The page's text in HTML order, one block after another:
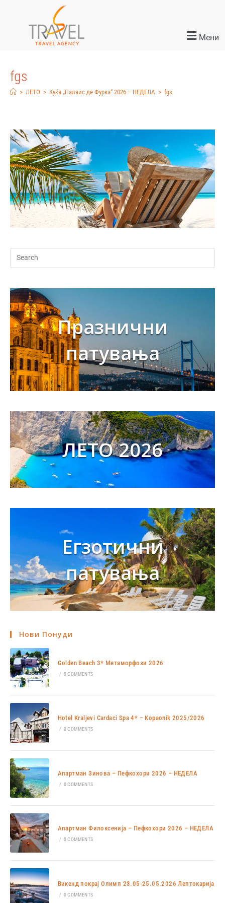
Мени
fgs
> ЛЕТО > Куќа „Палаис де Фурка“ 2026 – НЕДЕЛА > fgs
Празнични
патувања
ЛЕТО 2026
Егзотични
патувања
Нови Понуди
Golden Beach 3* Метаморфози 2026
/ 0 COMMENTS
Hotel Kraljevi Cardaci Spa 4* – Kopaonik 2025/2026
/ 0 COMMENTS
Апартман Зинова – Пефкохори 2026 – НЕДЕЛА
/ 0 COMMENTS
Апартман Филоксенија – Пефкохори 2026 – НЕДЕЛА
/ 0 COMMENTS
Викенд покрај Олимп 23.05-25.05.2026 Лептокарија
/ 0 COMMENTS